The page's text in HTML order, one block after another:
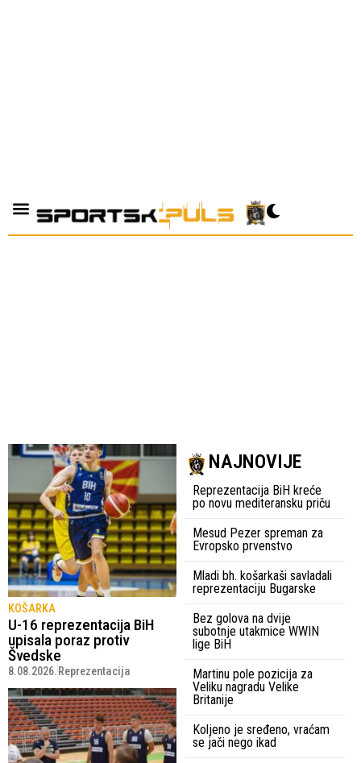
KOŠARKA
U-16 reprezentacija BiH
upisala poraz protiv
Švedske
8.08.2026. Reprezentacija
NAJNOVIJE
Reprezentacija BiH kreće
po novu mediteransku priču
Mesud Pezer spreman za
Evropsko prvenstvo
Mladi bh. košarkaši savladali
reprezentaciju Bugarske
Bez golova na dvije
subotnje utakmice WWIN
lige BiH
Martinu pole pozicija za
Veliku nagradu Velike
Britanije
Koljeno je sređeno, vraćam
se jači nego ikad